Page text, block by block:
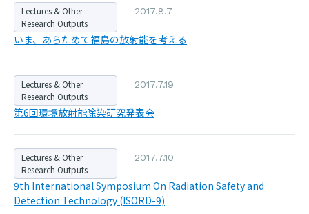
Lectures & Other
Research Outputs
2017.8.7
いま、あらためて福島の放射能を考える
Lectures & Other
Research Outputs
2017.7.19
第6回環境放射能除染研究発表会
Lectures & Other
Research Outputs
2017.7.10
9th International Symposium On Radiation Safety and
Detection Technology (ISORD-9)